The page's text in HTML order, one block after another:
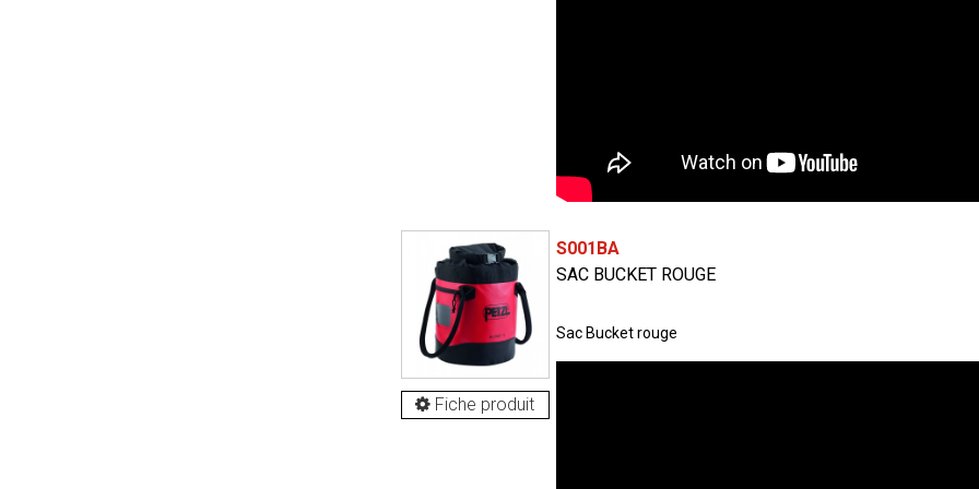
Fiche produit
S001BA
SAC BUCKET ROUGE
Sac Bucket rouge